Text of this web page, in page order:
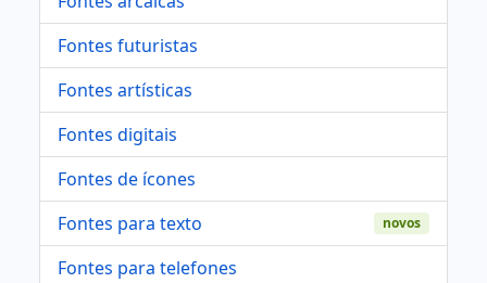
Fontes futuristas
Fontes artísticas
Fontes digitais
Fontes de ícones
Fontes para texto
novos
Fontes para telefones